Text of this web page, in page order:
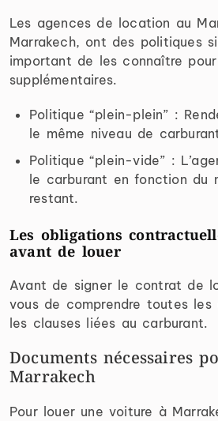
Les agences de location au
Marrakech, ont des politiques
important de les connaître
supplémentaires.
Politique “plein-plein” :
le même niveau de
Politique “plein-vide” :
le carburant en fonction du
restant.
Les obligations
avant de louer
Avant de signer le contrat de
vous de comprendre toutes les
les clauses liées au carburant.
Documents nécessaires
Marrakech
Pour louer une voiture à